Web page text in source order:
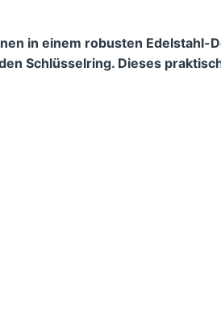
in einem robusten Edelstahl-
Schlüsselring. Dieses